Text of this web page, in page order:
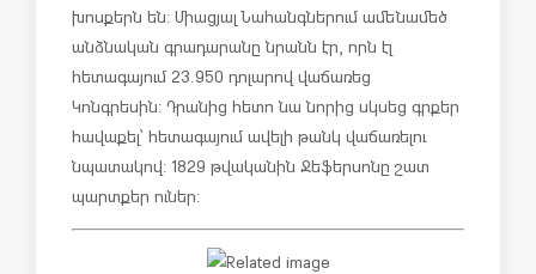
խոսքերն են: Միացյալ Նահանգներում ամենամեծ
անձնական գրադարանը նրանն էր, որն էլ
հետագայում 23.950 դոլարով վաճառեց
Կոնգրեսին: Դրանից հետո նա նորից սկսեց գրքեր
հավաքել՝ հետագայում ավելի թանկ վաճառելու
նպատակով: 1829 թվականին Ջեֆերսոնը շատ
պարտքեր ուներ: